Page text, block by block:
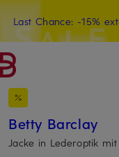
ZUM HAUPTINHALT
Last Chance: -15%
15€-
Betty Barclay
Jacke in Lederoptik